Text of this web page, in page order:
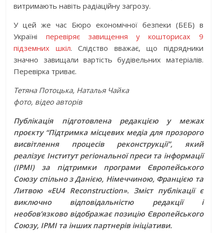
витримають навіть радіаційну загрозу.
У цей же час Бюро економічної безпеки (БЕБ) в
Україні перевіряє завищення у кошторисах 9
підземних шкіл. Слідство вважає, що підрядники
значно завищали вартість будівельних матеріалів.
Перевірка триває.
Тетяна Потоцька, Наталья Чайка
фото, відео авторів
Публікація підготовлена редакцією у межах
проєкту “Підтримка місцевих медіа для прозорого
висвітлення процесів реконструкції”, який
реалізує Інститут регіональної преси та інформації
(ІРМІ) за підтримки програми Європейського
Союзу спільно з Данією, Німеччиною, Францією та
Литвою «EU4 Reconstruction». Зміст публікації є
виключно відповідальністю редакції і
необов’язково відображає позицію Європейського
Союзу, ІРМІ та інших партнерів ініціативи.